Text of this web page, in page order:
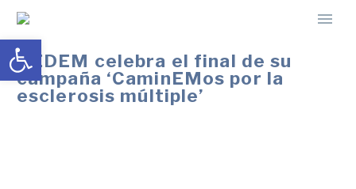
AEDEM celebra el final de su
campaña ‘CaminEMos por la
esclerosis múltiple’
Abrir barra de herramientas